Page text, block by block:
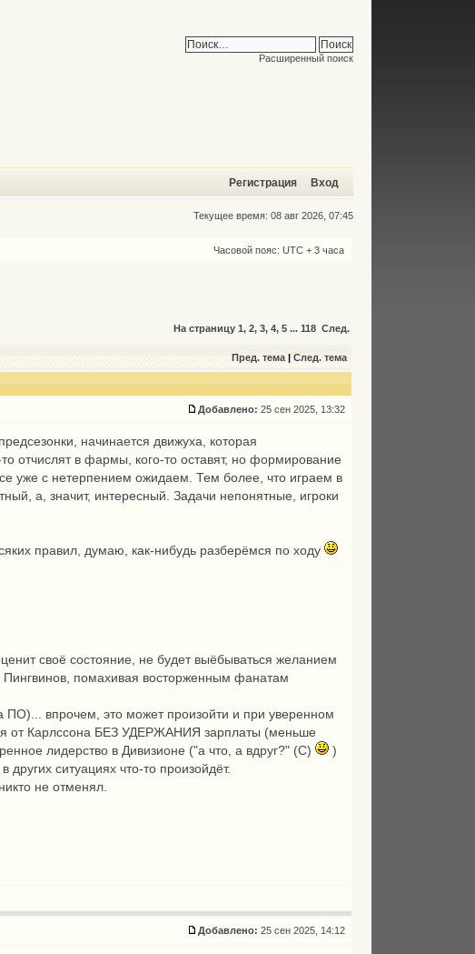
Расширенный поиск
Регистрация Вход
Текущее время: 08 авг 2026, 07:45
Часовой пояс: UTC + 3 часа
На страницу 1,2,3,4,5 ...118 След.
Пред. тема |След. тема
Добавлено: 25 сен 2025, 13:32
начинается движуха, которая
отчислят в фармы, кого-то оставят, но формирование
уже с нетерпением ожидаем. Тем более, что играем в
а, значит, интересный. Задачи непонятные, игроки
правил, думаю, как-нибудь разберёмся по ходу
своё состояние, не будет выёбываться желанием
Пингвинов, помахивая восторженным фанатам
впрочем, это может произойти и при уверенном
от Карлссона БЕЗ УДЕРЖАНИЯ зарплаты (меньше
лидерство в Дивизионе ("а что, а вдруг?" (С)
)
других ситуациях что-то произойдёт.
не отменял.
Добавлено: 25 сен 2025, 14:12